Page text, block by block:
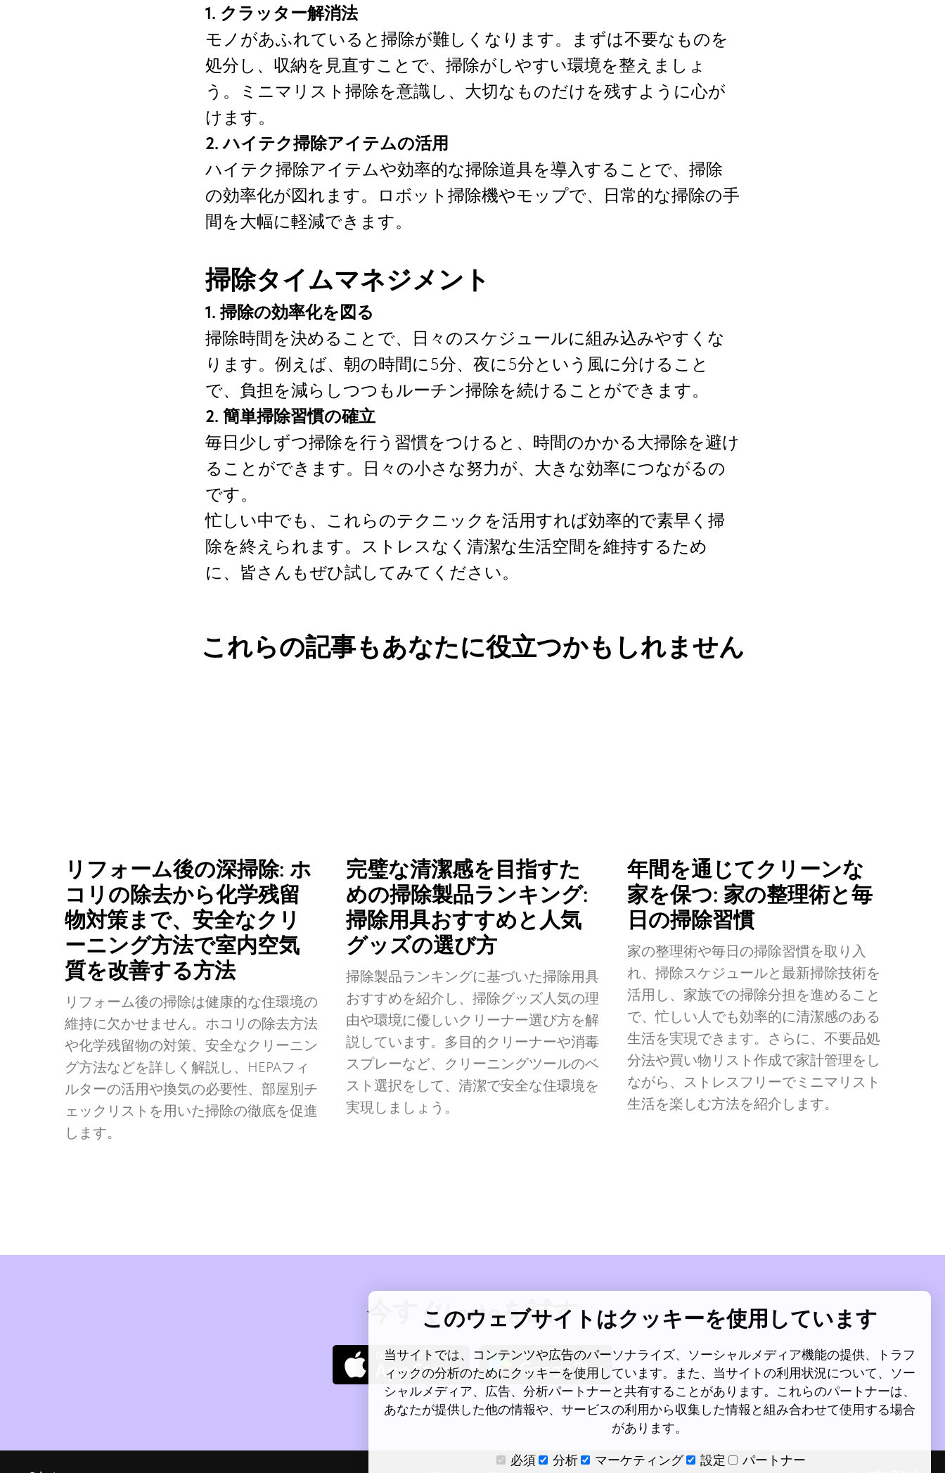
1. クラッター解消法
モノがあふれていると掃除が難しくなります。まずは不要なものを
処分し、収納を見直すことで、掃除がしやすい環境を整えましょ
う。ミニマリスト掃除を意識し、大切なものだけを残すように心が
けます。
2. ハイテク掃除アイテムの活用
ハイテク掃除アイテムや効率的な掃除道具を導入することで、掃除
の効率化が図れます。ロボット掃除機やモップで、日常的な掃除の手
間を大幅に軽減できます。
掃除タイムマネジメント
1. 掃除の効率化を図る
掃除時間を決めることで、日々のスケジュールに組み込みやすくな
ります。例えば、朝の時間に5分、夜に5分という風に分けること
で、負担を減らしつつもルーチン掃除を続けることができます。
2. 簡単掃除習慣の確立
毎日少しずつ掃除を行う習慣をつけると、時間のかかる大掃除を避け
ることができます。日々の小さな努力が、大きな効率につながるの
です。
忙しい中でも、これらのテクニックを活用すれば効率的で素早く掃
除を終えられます。ストレスなく清潔な生活空間を維持するため
に、皆さんもぜひ試してみてください。
これらの記事もあなたに役立つかもしれません
リフォーム後の深掃除: ホ
コリの除去から化学残留
物対策まで、安全なクリ
ーニング方法で室内空気
質を改善する方法
リフォーム後の掃除は健康的な住環境の
維持に欠かせません。ホコリの除去方法
や化学残留物の対策、安全なクリーニン
グ方法などを詳しく解説し、HEPAフィ
ルターの活用や換気の必要性、部屋別チ
ェックリストを用いた掃除の徹底を促進
します。
完璧な清潔感を目指すた
めの掃除製品ランキング:
掃除用具おすすめと人気
グッズの選び方
掃除製品ランキングに基づいた掃除用具
おすすめを紹介し、掃除グッズ人気の理
由や環境に優しいクリーナー選び方を解
説しています。多目的クリーナーや消毒
スプレーなど、クリーニングツールのベ
スト選択をして、清潔で安全な住環境を
実現しましょう。
年間を通じてクリーンな
家を保つ: 家の整理術と毎
日の掃除習慣
家の整理術や毎日の掃除習慣を取り入
れ、掃除スケジュールと最新掃除技術を
活用し、家族での掃除分担を進めること
で、忙しい人でも効率的に清潔感のある
生活を実現できます。さらに、不要品処
分法や買い物リスト作成で家計管理をし
ながら、ストレスフリーでミニマリスト
生活を楽しむ方法を紹介します。
今すぐLertoを試す
このウェブサイトはクッキーを使用しています
当サイトでは、コンテンツや広告のパーソナライズ、ソーシャルメディア機能の提供、トラフ
ィックの分析のためにクッキーを使用しています。また、当サイトの利用状況について、ソー
シャルメディア、広告、分析パートナーと共有することがあります。これらのパートナーは、
あなたが提供した他の情報や、サービスの利用から収集した情報と組み合わせて使用する場合
があります。
必須
分析 マーケティング 設定 パートナー